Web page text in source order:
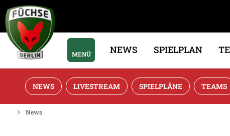
MENÜ NEWS SPIELPLAN
NEWS LIVESTREAM SPIELPLÄNE TEAMS
News